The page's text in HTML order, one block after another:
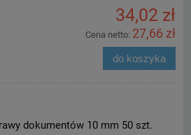
34,02 zł
Cena netto: 27,66 zł
do koszyka
dokumentów 10 mm 50 szt.